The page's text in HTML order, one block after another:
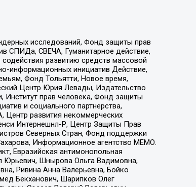
исследований, Фонд защиты прав
СПИДа, СВЕЧА, Гуманитарное действие,
развитию средств массовой
информационных инициатив Действие,
Фонд Тольятти, Новое время,
Центр Юрия Левады, Издательство
прав человека, Фонд защиты
и социального партнерства,
развития некоммерческих
Интернешнл-Р, Центр Защиты Прав
Северных Стран, Фонд поддержки
Информационное агентство МЕМО.
Евразийская антимонопольная
Юрьевич, Шнырова Ольга Вадимовна,
Ривина Анна Валерьевна, Бойко
Бекханович, Шарипков Олег